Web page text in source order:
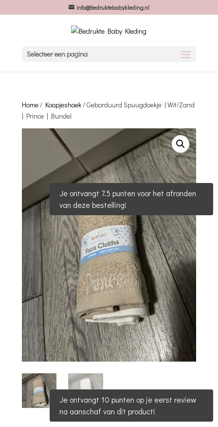
info@Bedruktebabykleding.nl
Selecteer een pagina
Home/ Koopjeshoek/ Geborduurd Spuugdoekje | Wit/Zand
| Prince | Bundel
Je ontvangt 7.5 punten voor het afronden
van deze bestelling!
Je ontvangt 10 punten op je eerst review
na aanschaf van dit product!